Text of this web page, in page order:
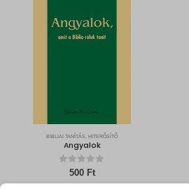
BIBLIAI TANÍTÁS, HITERŐSÍTŐ
Angyalok
out of 5
500 Ft